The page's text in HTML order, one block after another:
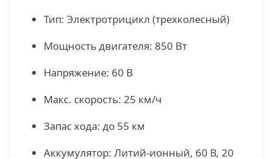
Тип: Электротрицикл (трехколесный)
Мощность двигателя: 850 Вт
Напряжение: 60 В
Макс. скорость: 25 км/ч
Запас хода: до 55 км
Аккумулятор: Литий-ионный, 60 В, 20